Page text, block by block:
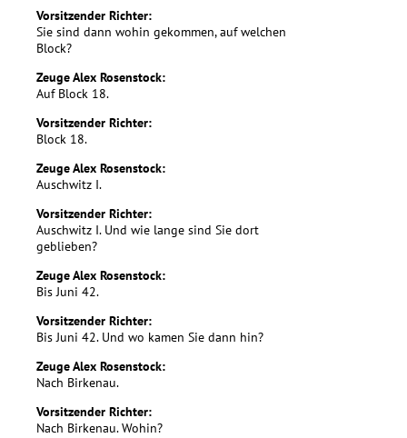
Vorsitzender Richter:
Sie sind dann wohin gekommen, auf welchen
Block?
Zeuge Alex Rosenstock:
Auf Block 18.
Vorsitzender Richter:
Block 18.
Zeuge Alex Rosenstock:
Auschwitz I.
Vorsitzender Richter:
Auschwitz I. Und wie lange sind Sie dort
geblieben?
Zeuge Alex Rosenstock:
Bis Juni 42.
Vorsitzender Richter:
Bis Juni 42. Und wo kamen Sie dann hin?
Zeuge Alex Rosenstock:
Nach Birkenau.
Vorsitzender Richter:
Nach Birkenau. Wohin?